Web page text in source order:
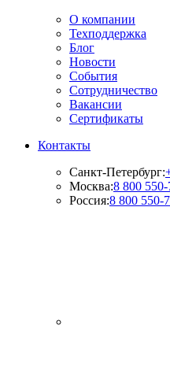
О компании
Техподдержка
Блог
Новости
События
Сотрудничество
Вакансии
Сертификаты
Контакты
Санкт-Петербург:
Москва:8 800
Россия:8 800 550-